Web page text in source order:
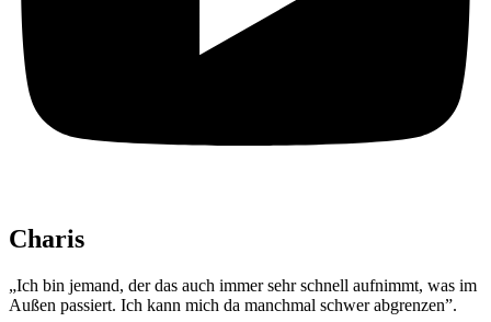
Charis
„Ich bin jemand, der das auch immer sehr schnell aufnimmt, was im
Außen passiert. Ich kann mich da manchmal schwer abgrenzen”.